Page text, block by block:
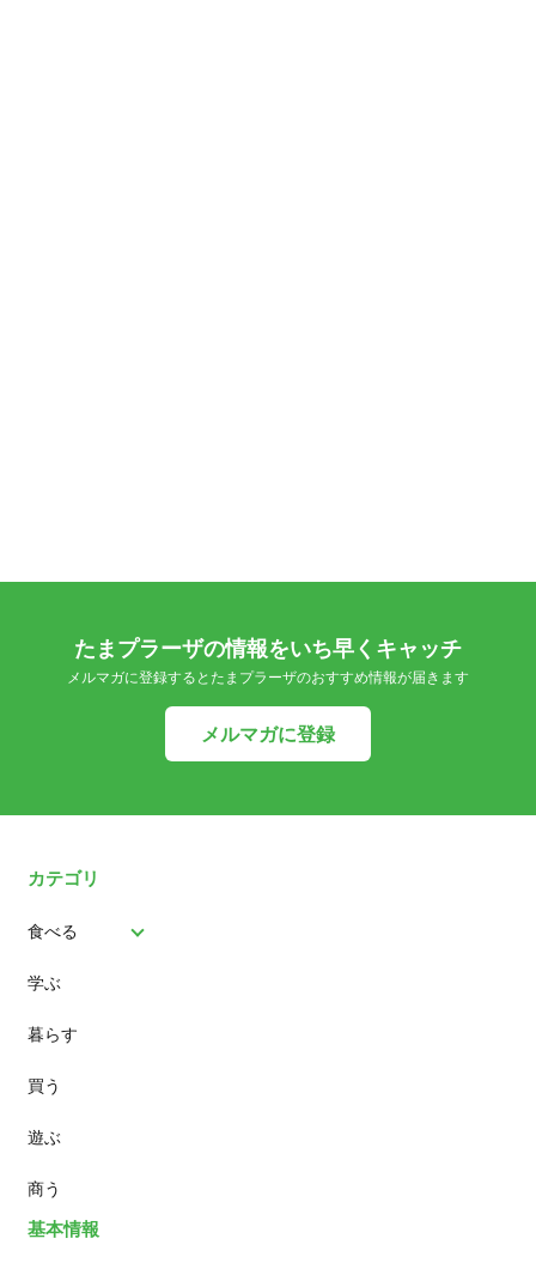
たまプラーザの情報をいち早くキャッチ
メルマガに登録するとたまプラーザのおすすめ情報が届きます
メルマガに登録
カテゴリ
食べる
パン
スイーツ
ランチ
カフェ
学ぶ
暮らす
買う
遊ぶ
商う
基本情報